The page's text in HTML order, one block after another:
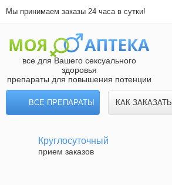
Мы принимаем заказы 24 часа в сутки!
все для Вашего сексуального
здоровья
препараты для повышения потенции
ВСЕ ПРЕПАРАТЫ КАК ЗАКАЗАТЬ
Круглосуточный
прием заказов